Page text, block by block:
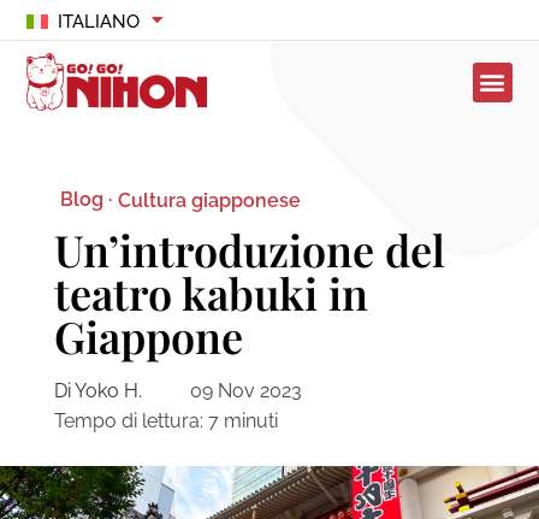
ITALIANO
Blog · Cultura giapponese
Un’introduzione del
teatro kabuki in
Giappone
Di Yoko H.
09 Nov 2023
Tempo di lettura: 7 minuti